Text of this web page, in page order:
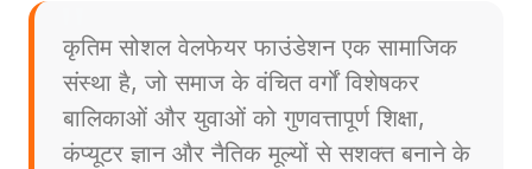
कृतिम सोशल वेलफेयर फाउंडेशन एक सामाजिक
संस्था है, जो समाज के वंचित वर्गों विशेषकर
बालिकाओं और युवाओं को गुणवत्तापूर्ण शिक्षा,
कंप्यूटर ज्ञान और नैतिक मूल्यों से सशक्त बनाने के